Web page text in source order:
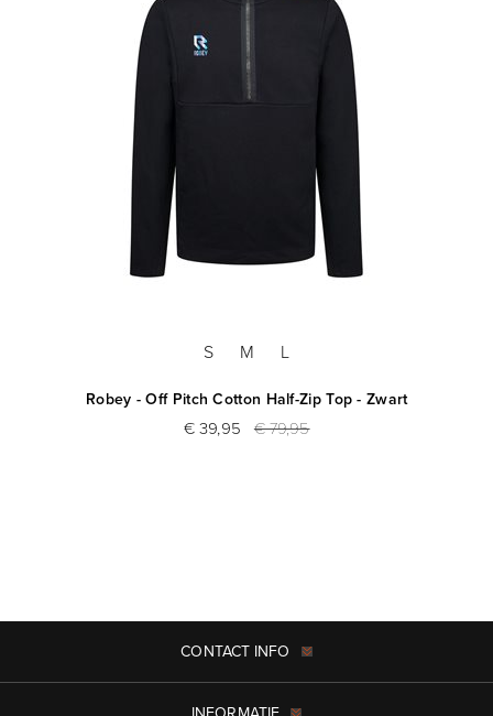
S M L
Robey - Off Pitch Cotton Half-Zip Top - Zwart
€ 39,95 € 79,95
CONTACT INFO